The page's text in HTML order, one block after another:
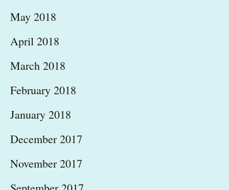
May 2018
April 2018
March 2018
February 2018
January 2018
December 2017
November 2017